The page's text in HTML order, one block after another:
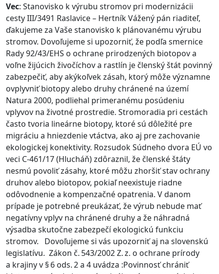
Vec: Stanovisko k výrubu stromov pri modernizácii
cesty III/3491 Raslavice – Hertník Vážený pán riaditeľ,
ďakujeme za Vaše stanovisko k plánovanému výrubu
stromov. Dovoľujeme si upozorniť, že podľa smernice
Rady 92/43/EHS o ochrane prirodzených biotopov a
voľne žijúcich živočíchov a rastlín je členský štát povinný
zabezpečiť, aby akýkoľvek zásah, ktorý môže významne
ovplyvniť biotopy alebo druhy chránené na území
Natura 2000, podliehal primeranému posúdeniu
vplyvov na životné prostredie. Stromoradia pri cestách
často tvoria lineárne biotopy, ktoré sú dôležité pre
migráciu a hniezdenie vtáctva, ako aj pre zachovanie
ekologickej konektivity. Rozsudok Súdneho dvora EÚ vo
veci C‑461/17 (Hlucháň) zdôraznil, že členské štáty
nesmú povoliť zásahy, ktoré môžu zhoršiť stav ochrany
druhov alebo biotopov, pokiaľ neexistuje riadne
odôvodnenie a kompenzačné opatrenia. V danom
prípade je potrebné preukázať, že výrub nebude mať
negatívny vplyv na chránené druhy a že náhradná
výsadba skutočne zabezpečí ekologickú funkciu
stromov. Dovoľujeme si vás upozorniť aj na slovenskú
legislatívu. Zákon č. 543/2002 Z. z. o ochrane prírody
a krajiny v § 6 ods. 2 a 4 uvádza :Povinnosť chrániť